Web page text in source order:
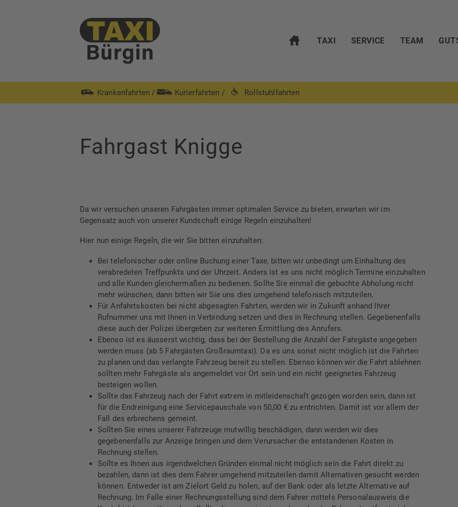
TAXI SERVICE TEAM
Krankenfahrten / Kurierfahrten / Rollstuhlfahrten
Fahrgast Knigge
Da wir versuchen unseren Fahrgästen immer optimalen Service zu bieten, erwarten wir im
Gegensatz auch von unserer Kundschaft einige Regeln einzuhalten!
Hier nun einige Regeln, die wir Sie bitten einzuhalten:
Bei telefonischer oder online Buchung einer Taxe, bitten wir unbedingt um Einhaltung des
verabredeten Treffpunkts und der Uhrzeit. Anders ist es uns nicht möglich Termine einzuhalten
und alle Kunden gleichermaßen zu bedienen. Sollte Sie einmal die gebuchte Abholung nicht
mehr wünschen, dann bitten wir Sie uns dies umgehend telefonisch mitzuteilen.
Für Anfahrtskosten bei nicht abgesagten Fahrten, werden wir in Zukunft anhand Ihrer
Rufnummer uns mit Ihnen in Verbindung setzen und dies in Rechnung stellen. Gegebenenfalls
diese auch der Polizei übergeben zur weiteren Ermittlung des Anrufers.
Ebenso ist es äusserst wichtig, dass bei der Bestellung die Anzahl der Fahrgäste angegeben
werden muss (ab 5 Fahrgästen Großraumtaxi). Da es uns sonst nicht möglich ist die Fahrten
zu planen und das verlangte Fahrzeug bereit zu stellen. Ebenso können wir die Fahrt ablehnen
sollten mehr Fahrgäste als angemeldet vor Ort sein und ein nicht geeignetes Fahrzeug
besteigen wollen.
Sollte das Fahrzeug nach der Fahrt extrem in mitleidenschaft gezogen worden sein, dann ist
für die Endreinigung eine Servicepauschale von 50,00 € zu entrichten. Damit ist vor allem der
Fall des erbrechens gemeint.
Sollten Sie eines unserer Fahrzeuge mutwillig beschädigen, dann werden wir dies
gegebenenfalls zur Anzeige bringen und dem Verursacher die entstandenen Kosten in
Rechnung stellen.
Sollte es Ihnen aus irgendwelchen Gründen einmal nicht möglich sein die Fahrt direkt zu
bezahlen, dann ist dies dem Fahrer umgehend mitzuteilen damit Alternativen gesucht werden
können. Entweder ist am Zielort Geld zu holen, auf der Bank oder als letzte Alternative auf
Rechnung. Im Falle einer Rechnungsstellung sind dem Fahrer mittels Personalausweis die